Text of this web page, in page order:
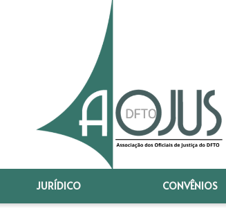
JURÍDICO CONVÊNIOS